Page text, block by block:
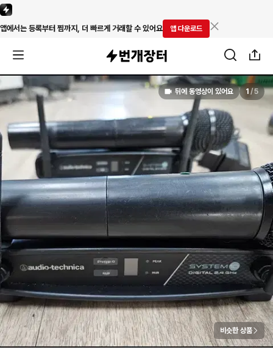
앱에서는 등록부터 찜까지, 더 빠르게 거래할 수 있어요 앱 다운로드
뒤에 동영상이 있어요 1 /5
비슷한 상품